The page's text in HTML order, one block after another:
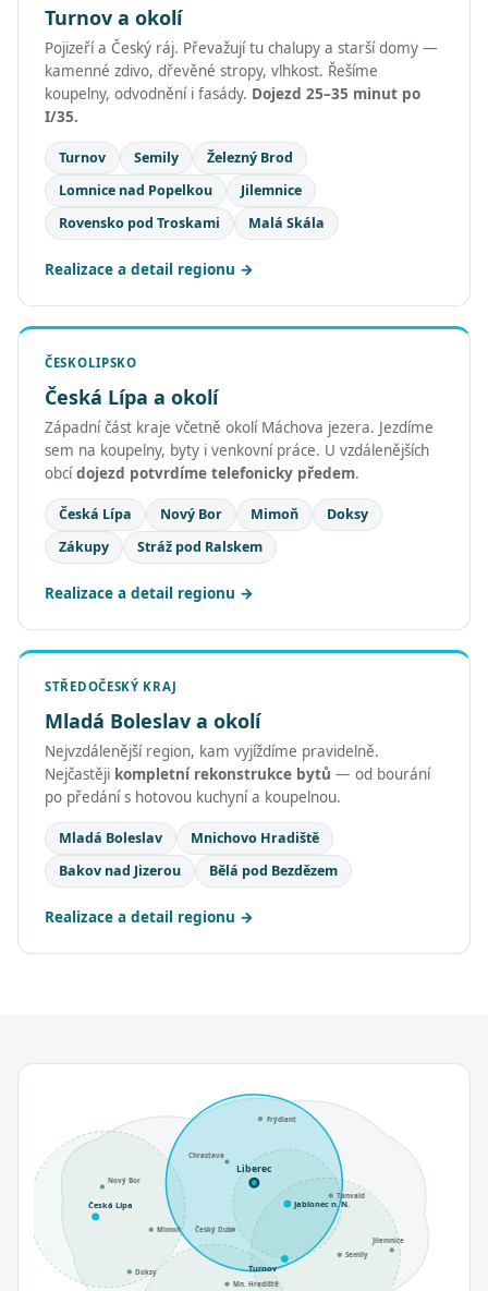
Turnov a okolí
Pojizeří a Český ráj. Převažují tu chalupy a starší domy —
kamenné zdivo, dřevěné stropy, vlhkost. Řešíme
koupelny, odvodnění i fasády. Dojezd 25–35 minut po
I/35.
Turnov Semily
Železný Brod
Lomnice nad Popelkou
Jilemnice
Rovensko pod Troskami
Malá Skála
Realizace a detail regionu
ČESKOLIPSKO
Česká Lípa a okolí
Západní část kraje včetně okolí Máchova jezera. Jezdíme
sem na koupelny, byty i venkovní práce. U vzdálenějších
obcídojezd potvrdíme telefonicky předem.
Česká Lípa Nový Bor Mimoň
Doksy
Zákupy
Stráž pod Ralskem
Realizace a detail regionu
STŘEDOČESKÝ KRAJ
Mladá Boleslav a okolí
Nejvzdálenější region, kam vyjíždíme pravidelně.
Nejčastěji kompletní rekonstrukce bytů — od bourání
po předání s hotovou kuchyní a koupelnou.
Mladá Boleslav
Mnichovo Hradiště
Bakov nad Jizerou
Bělá pod Bezdězem
Realizace a detail regionu
Liberec
Jablonec n. N.
Turnov
Česká Lípa
Chrastava
Frýdlant
Tanvald
Semily
Jilemnice
Nový Bor
Mimoň
Doksy
Mn. Hradiště
Český Dub